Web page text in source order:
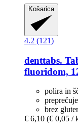
Košarica
4.2 (121)
denttabs.
fluoridom,
polira in
brez
€ 6,10 (€ 0,05 /